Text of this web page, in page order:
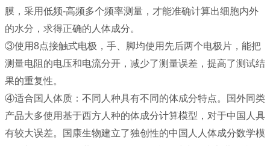
膜，采用低频-高频多个频率测量，才能准确计算出细胞内外
的水分，求得正确的人体成分。
③使用8点接触式电极，手、脚均使用先后两个电极片，能把
测量电阻的电压和电流分开，减少了测量误差，提高了测试结
果的重复性。
④适合国人体质：不同人种具有不同的体成分特点。国外同类
产品大多使用基于西方人种的体成分计算模型，对于中国人具
有较大误差。国康生物建立了独创性的中国人人体成分数学模